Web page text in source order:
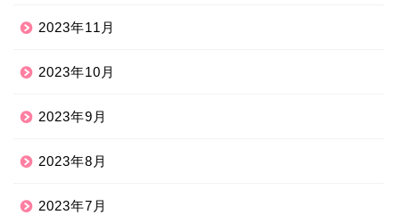
2023年11月
2023年10月
2023年9月
2023年8月
2023年7月